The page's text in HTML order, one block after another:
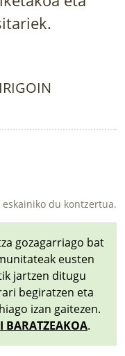
eskainiko du kontzertua.
gozagarriago bat
eusten
jartzen ditugu
begiratzen eta
izan gaitezen.
BARATZEAKOA.